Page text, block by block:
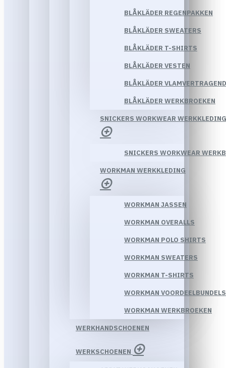
BLÅKLÄDER REGENPAKKEN
BLÅKLÄDER SWEATERS
BLÅKLÄDER T-SHIRTS
BLÅKLÄDER VESTEN
BLÅKLÄDER
BLÅKLÄDER WERKBROEKEN
SNICKERS WORKWEAR WERKKLEDING
SNICKERS WORKWEAR
WORKMAN WERKKLEDING
WORKMAN JASSEN
WORKMAN OVERALLS
WORKMAN POLO SHIRTS
WORKMAN SWEATERS
WORKMAN T-SHIRTS
WORKMAN VOORDEELBUNDELS
WORKMAN WERKBROEKEN
WERKHANDSCHOENEN
WERKSCHOENEN